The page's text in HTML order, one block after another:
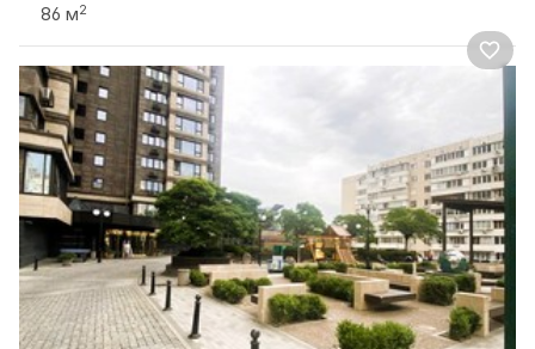
86 м2